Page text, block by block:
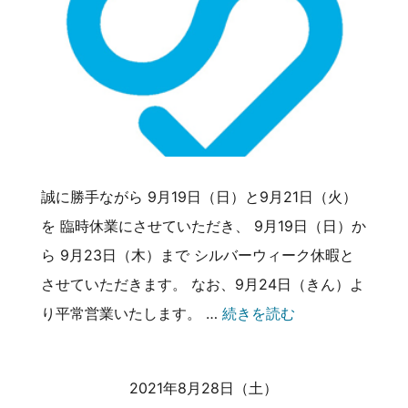
誠に勝手ながら 9月19日（日）と9月21日（火）
を 臨時休業にさせていただき、 9月19日（日）か
ら 9月23日（木）まで シルバーウィーク休暇と
させていただきます。 なお、9月24日（きん）よ
り平常営業いたします。 … 続きを読む
2021年8月28日（土）